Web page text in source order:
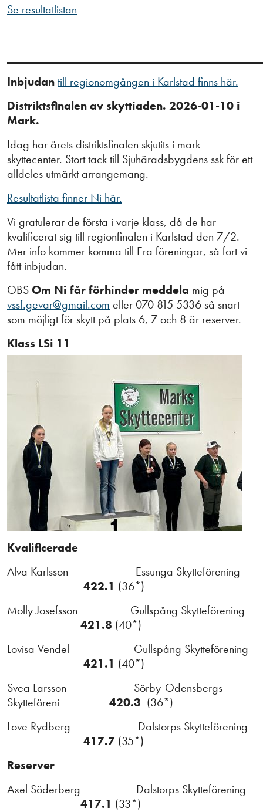
Se resultatlistan
Inbjudantill regionomgången i Karlstad finns här.
Distriktsfinalen av skyttiaden. 2026-01-10 i
Mark.
Idag har årets distriktsfinalen skjutits i mark
skyttecenter. Stort tack till Sjuhäradsbygdens ssk för ett
alldeles utmärkt arrangemang.
Resultatlista finner Ni här.
Vi gratulerar de första i varje klass, då de har
kvalificerat sig till regionfinalen i Karlstad den 7/2.
Mer info kommer komma till Era föreningar, så fort vi
fått inbjudan.
OBSOm Ni får förhinder meddela mig på
vssf.gevar@gmail.com eller 070 815 5336 så snart
som möjligt för skytt på plats 6, 7 och 8 är reserver.
Klass LSi 11
Kvalificerade
Alva Karlsson Essunga Skytteförening
422.1 (36*)
Molly Josefsson Gullspång Skytteförening
421.8 (40*)
Lovisa Vendel Gullspång Skytteförening
421.1 (40*)
Svea Larsson Sörby-Odensbergs
Skytteföreni 420.3 (36*)
Love Rydberg Dalstorps Skytteförening
417.7 (35*)
Reserver
Axel Söderberg Dalstorps Skytteförening
417.1 (33*)